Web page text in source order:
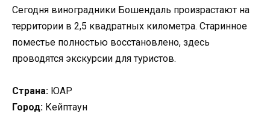
Сегодня виноградники Бошендаль произрастают на
территории в 2,5 квадратных километра. Старинное
поместье полностью восстановлено, здесь
проводятся экскурсии для туристов.
Страна: ЮАР
Город: Кейптаун